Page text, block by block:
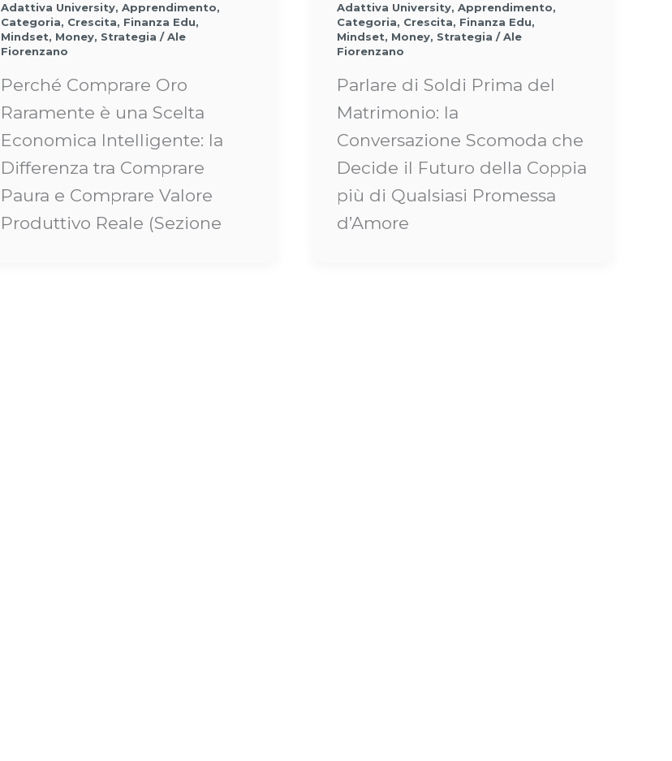
Adattiva University,Apprendimento,
Categoria, Crescita, Finanza Edu,
Mindset, Money, Strategia /Ale
Fiorenzano
Perché Comprare Oro
Raramente è una Scelta
Economica Intelligente: la
Differenza tra Comprare
Paura e Comprare Valore
Produttivo Reale (Sezione
Adattiva University,Apprendimento,
Categoria, Crescita, Finanza Edu,
Mindset, Money, Strategia /Ale
Fiorenzano
Parlare di Soldi Prima del
Matrimonio: la
Conversazione Scomoda che
Decide il Futuro della Coppia
più di Qualsiasi Promessa
d’Amore